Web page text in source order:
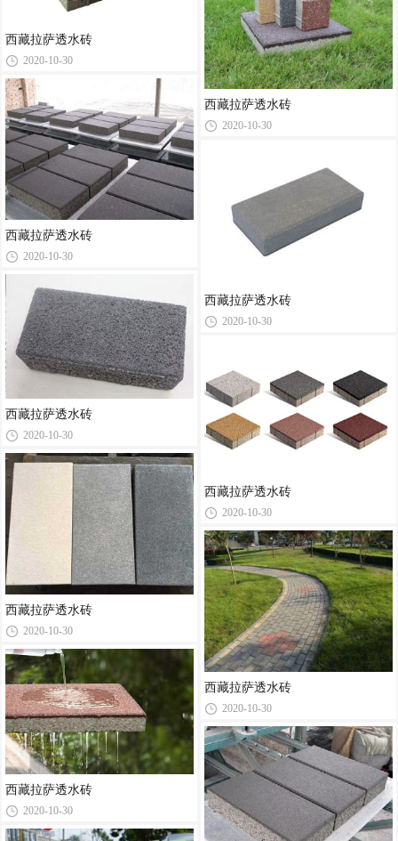
西藏拉萨透水砖
2020-10-30
西藏拉萨透水砖
2020-10-30
西藏拉萨透水砖
2020-10-30
西藏拉萨透水砖
2020-10-30
西藏拉萨透水砖
2020-10-30
西藏拉萨透水砖
2020-10-30
西藏拉萨透水砖
2020-10-30
西藏拉萨透水砖
2020-10-30
西藏拉萨透水砖
2020-10-30